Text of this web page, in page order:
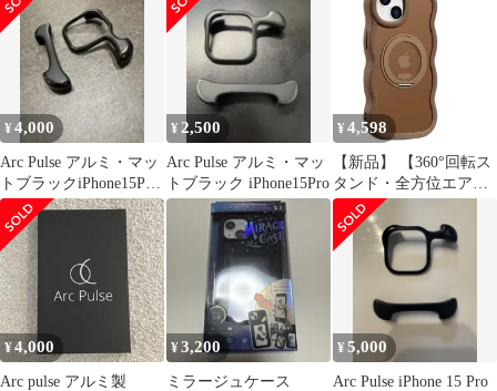
¥4,000
Arc Pulse アルミ・マッ
トブラックiPhone15Pro
用
¥2,500
Arc Pulse アルミ・マッ
トブラック iPhone15Pro
¥ 4,598
【新品】 【360°回転ス
タンド・全方位エアー
クッション・MagSafe対
応】 for iPhone 15 Plus
用 ケース ウェーブ 韓
国 半透明 マット い
軍MIL規格 全方位ガー
ド 耐衝撃 指紋防止
TPUソフト側面
¥4,000
Arc pulse アルミ製
¥3,200
ミラージュケース
¥5,000
Arc Pulse iPhone 15 Pro